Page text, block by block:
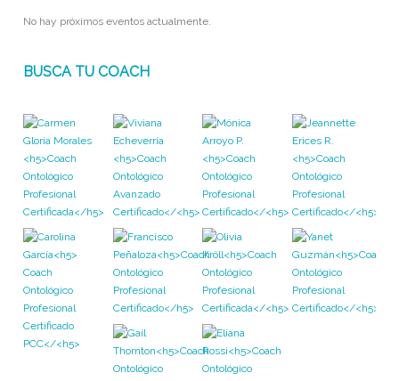
No hay próximos eventos actualmente.
BUSCA TU COACH